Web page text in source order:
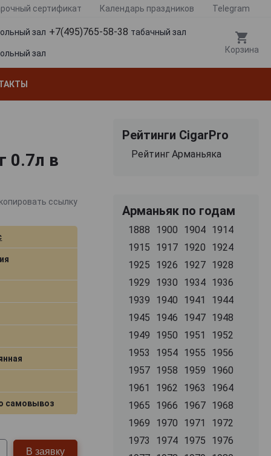
сертификат Календарь праздников Telegram
зал +7(495)765-58-38 табачный зал
зал Корзина
0.7л в
ссылку
самовывоз
В заявку
Рейтинги CigarPro
Рейтинг Арманьяка
Арманьяк по годам
1888 1900 1904 1914
1915
1917 1920
1924
1925
1926 1927 1928
1929
1930 1934 1936
1939
1940 1941
1944
1945
1946 1947 1948
1949
1950 1951
1952
1953
1954 1955
1956
1957 1958 1959
1960
1961
1962 1963
1964
1965
1966 1967 1968
1969
1970 1971
1972
1973
1974 1975
1976